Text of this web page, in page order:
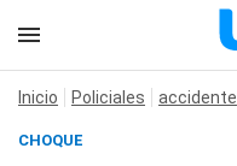
Inicio Policiales accidente
CHOQUE